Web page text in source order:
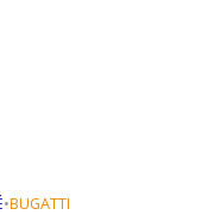
•BUGATTI